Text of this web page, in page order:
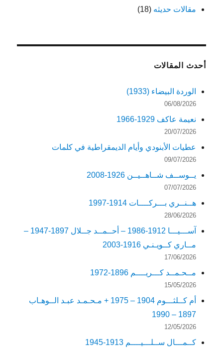
مقالات حديثه (18)
أحدث المقالات
الوردة البيضاء (1933)
06/08/2026
نعيمة عاكف 1929-1966
20/07/2026
عطيات الأبنودي وأيام الديمقراطية في كلمات
09/07/2026
يــوســف شــاهــيــن 1926-2008
07/07/2026
هــنــري بـــركــــات 1914-1997
28/06/2026
آســـيـــا 1912-1986 – أحــمــد جــلال 1897-1947 –
مــاري كــويـنـي 1916-2003
17/06/2026
مــحـمــد كـــريــــم 1896-1972
15/05/2026
أم كــلثـــوم 1904 – 1975 + مـحـمـد عبـد الــوهـاب
1897 – 1990
12/05/2026
كــمـــال ســلـــيــــم 1913-1945